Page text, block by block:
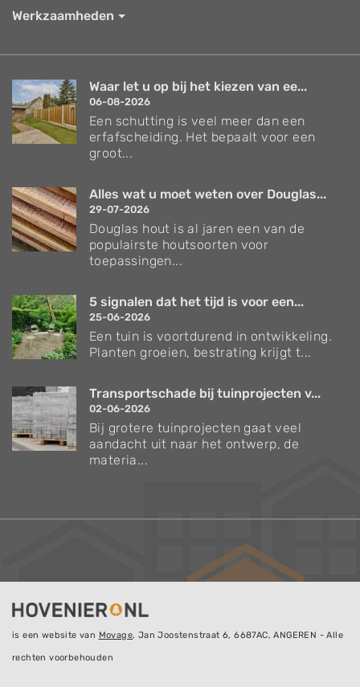
Werkzaamheden
Waar let u op bij het kiezen van ee...
06-08-2026
Een schutting is veel meer dan een
erfafscheiding. Het bepaalt voor een
groot...
Alles wat u moet weten over Douglas...
29-07-2026
Douglas hout is al jaren een van de
populairste houtsoorten voor
toepassingen...
5 signalen dat het tijd is voor een...
25-06-2026
Een tuin is voortdurend in ontwikkeling.
Planten groeien, bestrating krijgt t...
Transportschade bij tuinprojecten v...
02-06-2026
Bij grotere tuinprojecten gaat veel
aandacht uit naar het ontwerp, de
materia...
is een website van Movage, Jan Joostenstraat 6, 6687AC, ANGEREN - Alle
rechten voorbehouden